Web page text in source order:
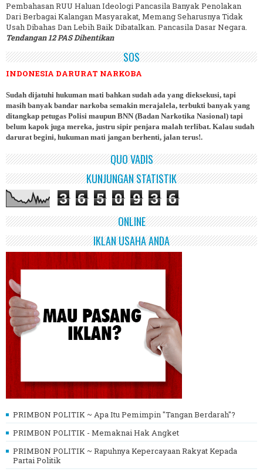
Pembahasan RUU Haluan Ideologi Pancasila Banyak Penolakan
Dari Berbagai Kalangan Masyarakat, Memang Seharusnya Tidak
Usah Dibahas Dan Lebih Baik Dibatalkan. Pancasila Dasar Negara.
Tendangan 12 PAS Dihentikan
SOS
INDONESIA DARURAT NARKOBA
Sudah dijatuhi hukuman mati bahkan sudah ada yang dieksekusi, tapi
masih banyak bandar narkoba semakin merajalela, terbukti banyak yang
ditangkap petugas Polisi maupun BNN (Badan Narkotika Nasional) tapi
belum kapok juga mereka, justru sipir penjara malah terlibat. Kalau sudah
darurat begini, hukuman mati jangan berhenti, jalan terus!.
QUO VADIS
KUNJUNGAN STATISTIK
3 6 5 0 9 3 6
ONLINE
IKLAN USAHA ANDA
PRIMBON POLITIK ~ Apa Itu Pemimpin "Tangan Berdarah"?
PRIMBON POLITIK - Memaknai Hak Angket
PRIMBON POLITIK ~ Rapuhnya Kepercayaan Rakyat Kepada
Partai Politik